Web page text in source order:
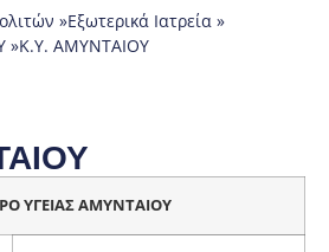
»Εξωτερικά Ιατρεία »
»Κ.Υ. ΑΜΥΝΤΑΙΟΥ
ΥΓΕΙΑΣ ΑΜΥΝΤΑΙΟΥ